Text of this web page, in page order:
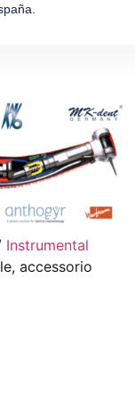
Instrumental
accessorio